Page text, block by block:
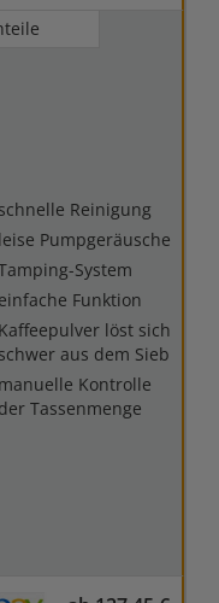
schnelle Reinigung
leise Pumpgeräusche
System
einfache Funktion
Kaffeepulver löst sich
schwer aus dem Sieb
manuelle Kontrolle
der Tassenmenge